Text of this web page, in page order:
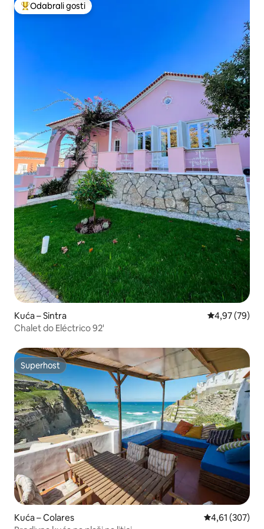
Među najviše rangiranima s oznakom „Odabrali gosti”
Odabrali gosti
Kuća – Sintra Prosječna
4,97 (79)
Chalet do Eléctrico 92'
Superhost
Superhost
Kuća – Colares Prosječna
4,61 (307)